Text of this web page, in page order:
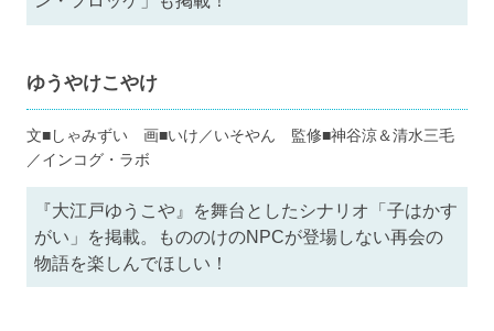
ゆうやけこやけ
文■しゃみずい 画■いけ／いそやん 監修■神谷涼＆清水三毛
／インコグ・ラボ
『大江戸ゆうこや』を舞台としたシナリオ「子はかす
がい」を掲載。もののけのNPCが登場しない再会の
物語を楽しんでほしい！